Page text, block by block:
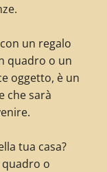
un regalo
quadro o un
oggetto, è un
che sarà
tua casa?
o